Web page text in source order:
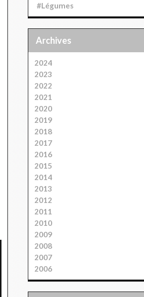
#Légumes
Archives
2024
2023
2022
2021
2020
2019
2018
2017
2016
2015
2014
2013
2012
2011
2010
2009
2008
2007
2006